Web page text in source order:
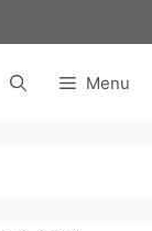
Menu